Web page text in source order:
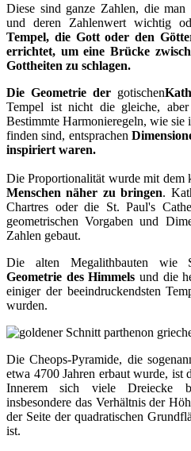
Diese sind ganze Zahlen, die man
und deren Zahlenwert wichtig
Tempel, die Gott oder den
errichtet, um eine Brücke
Gottheiten zu schlagen.
Die Geometrie der gotischen
Tempel ist nicht die gleiche,
Bestimmte Harmonieregeln, wie sie
finden sind, entsprachen
inspiriert waren.
Die Proportionalität wurde mit dem
Menschen näher zu bringen.
Chartres oder die St. Paul's
geometrischen Vorgaben und
Zahlen gebaut.
Die alten Megalithbauten wie
Geometrie des Himmels und die
einiger der beeindruckendsten
wurden.
Die Cheops-Pyramide, die
etwa 4700 Jahren erbaut wurde, ist
Innerem sich viele Dreiecke
insbesondere das Verhältnis der
der Seite der quadratischen
ist.